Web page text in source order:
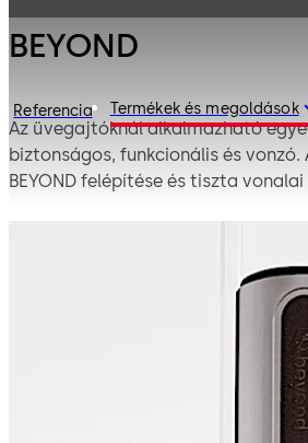
Referencia Termékek és megoldások
BEYOND
Az üvegajtóknál alkalmazható
biztonságos, funkcionális és vonzó.
BEYOND felépítése és tiszta